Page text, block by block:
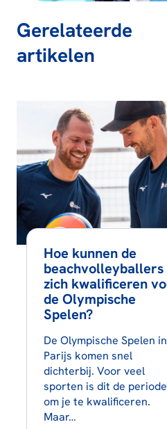
Gerelateerde
artikelen
Hoe kunnen de
beachvolleyballers
zich kwalificeren
de Olympische
Spelen?
De Olympische Spelen in
Parijs komen snel
dichterbij. Voor veel
sporten is dit de periode
om je te kwalificeren.
Maar…